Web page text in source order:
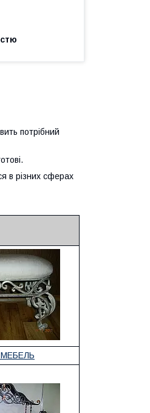
потрібний
в різних сферах